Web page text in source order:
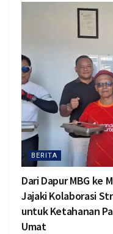
BERITA
Dari Dapur MBG ke
Jajaki Kolaborasi
untuk Ketahanan
Umat